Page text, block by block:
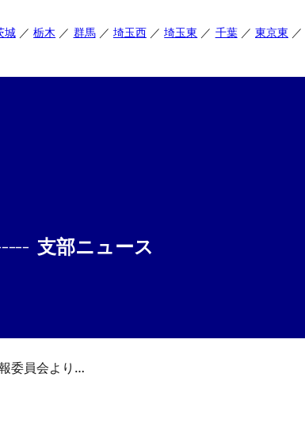
城 栃木 群馬 埼玉西 埼玉東 千葉 東京東
支部ニュース
【広報委員会より】ボーイズリーグ東日本ブロックが「指導者・保護者講習会 presented by メニコン」を開催！